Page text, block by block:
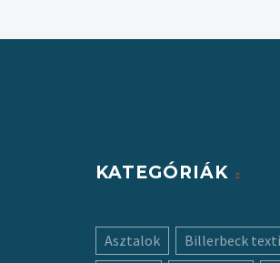
KATEGÓRIÁK
Asztalok Billerbeck